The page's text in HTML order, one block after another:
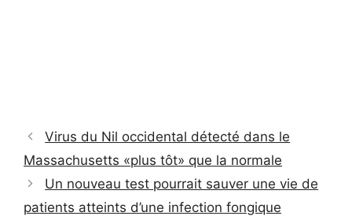
Virus du Nil occidental détecté dans le
Massachusetts «plus tôt» que la normale
Un nouveau test pourrait sauver une vie de
patients atteints d’une infection fongique